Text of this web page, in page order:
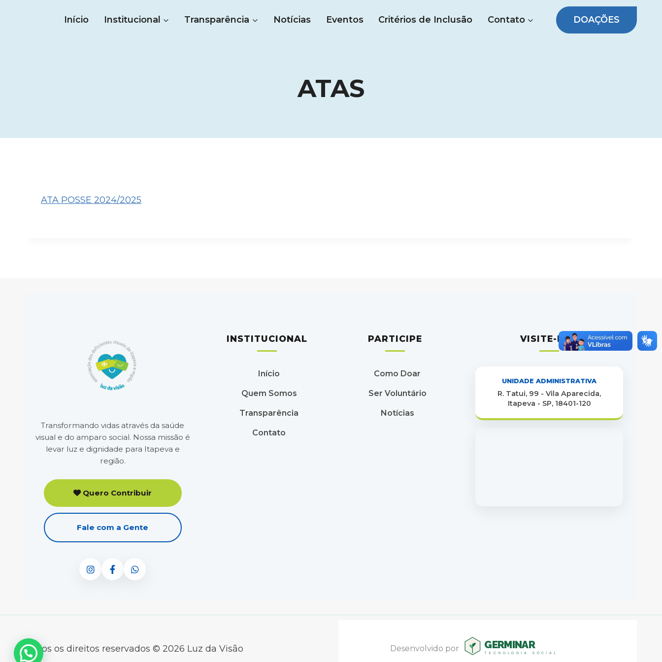
Início Institucional Transparência Notícias Eventos Critérios de Inclusão Contato DOAÇÕES
ATAS
ATA POSSE 2024/2025
Transformando vidas através da saúde
visual e do amparo social. Nossa missão é
levar luz e dignidade para Itapeva e
região.
Quero Contribuir
Fale com a Gente
INSTITUCIONAL
Início
Quem Somos
Transparência
Contato
PARTICIPE
Como Doar
Ser Voluntário
Notícias
VISITE-NOS
UNIDADE ADMINISTRATIVA
R. Tatui, 99 - Vila Aparecida,
Itapeva - SP, 18401-120
Todos os direitos reservados © 2026 Luz da Visão Desenvolvido por GERMINAR
TECNOLOGIA SOCIAL